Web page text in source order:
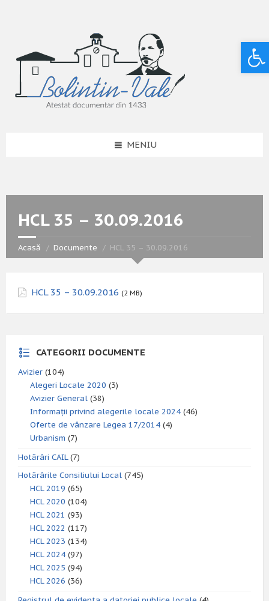
MENIU
HCL 35 – 30.09.2016
Acasă Documente HCL 35 – 30.09.2016
HCL 35 – 30.09.2016 (2 MB)
CATEGORII DOCUMENTE
Avizier (104)
Alegeri Locale 2020 (3)
Avizier General (38)
Informații privind alegerile locale 2024 (46)
Oferte de vânzare Legea 17/2014 (4)
Urbanism (7)
Hotărâri CAIL(7)
Hotărârile Consiliului Local (745)
HCL 2019 (65)
HCL 2020 (104)
HCL 2021 (93)
HCL 2022 (117)
HCL 2023 (134)
HCL 2024 (97)
HCL 2025 (94)
HCL 2026 (36)
Deschide bara de unelte